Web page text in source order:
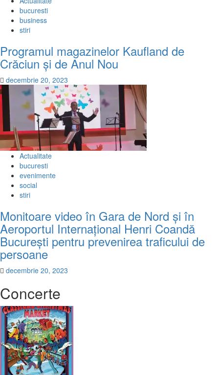
bucuresti
business
stiri
Programul magazinelor Kaufland de
Crăciun și de Anul Nou
decembrie 20, 2023
Actualitate
bucuresti
evenimente
social
stiri
Monitoare video în Gara de Nord și în
Aeroportul Internațional Henri Coandă
București pentru prevenirea traficului de
persoane
decembrie 20, 2023
Concerte